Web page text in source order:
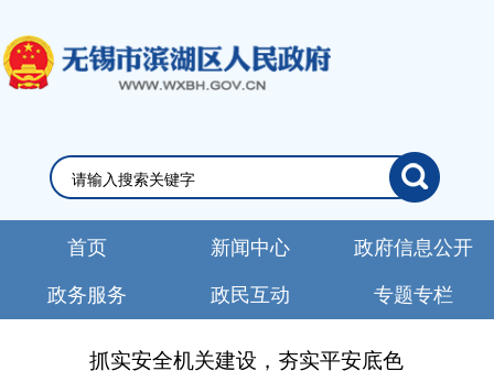
首页 新闻中心 政府信息公开
政务服务 政民互动 专题专栏
抓实安全机关建设，夯实平安底色